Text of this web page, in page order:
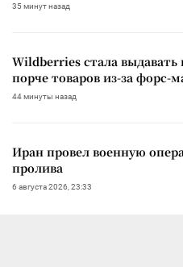
35 минут назад
Wildberries стала
порче товаров из-за форс-
44 минуты назад
Иран провел военную
пролива
6 августа 2026, 23:33